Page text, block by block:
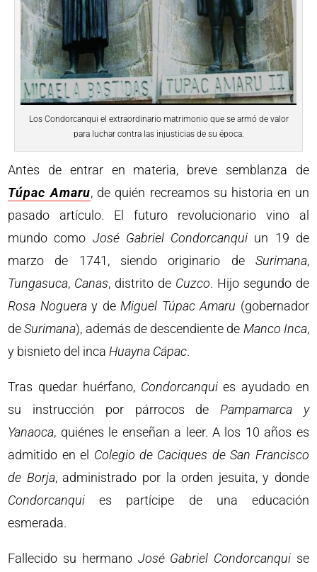
Los Condorcanqui el extraordinario matrimonio que se armó de valor
para luchar contra las injusticias de su época.
Antes de entrar en materia, breve semblanza de
Túpac Amaru, de quién recreamos su historia en un
pasado artículo. El futuro revolucionario vino al
mundo como José Gabriel Condorcanqui un 19 de
marzo de 1741, siendo originario de Surimana,
Tungasuca, Canas, distrito de Cuzco. Hijo segundo de
Rosa Nogueray de Miguel Túpac Amaru (gobernador
deSurimana), además de descendiente de Manco Inca,
y bisnieto del inca Huayna Cápac.
Tras quedar huérfano, Condorcanquies ayudado en
su instrucción por párrocos de Pampamarca y
Yanaoca, quiénes le enseñan a leer. A los 10 años es
admitido en el Colegio de Caciques de San Francisco
de Borja, administrado por la orden jesuita, y donde
Condorcanqui es partícipe de una educación
esmerada.
Fallecido su hermano José Gabriel Condorcanqui se